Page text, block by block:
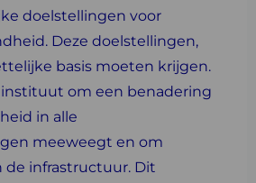
doelstellingen voor
Deze doelstellingen,
basis moeten krijgen.
om een benadering
in alle
meeweegt en om
de infrastructuur. Dit